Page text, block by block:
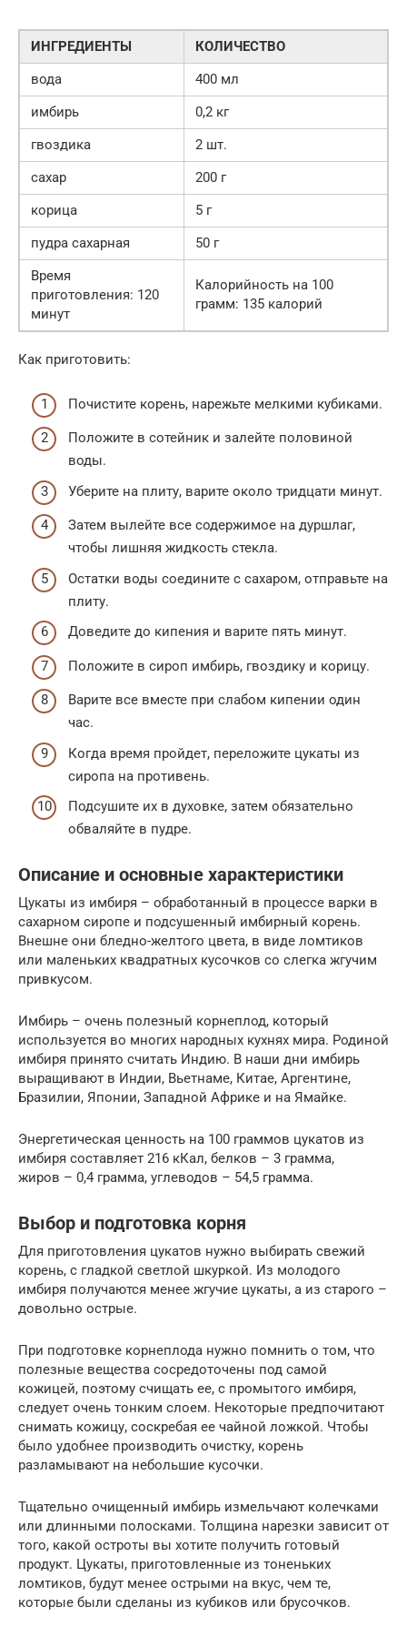
ИНГРЕДИЕНТЫ
КОЛИЧЕСТВО
вода
400 мл
имбирь
0,2 кг
гвоздика
2 шт.
сахар
200 г
корица
5 г
пудра сахарная
50 г
Время
приготовления: 120
минут
Калорийность на 100
грамм: 135 калорий
Как приготовить:
Почистите корень, нарежьте мелкими кубиками.
Положите в сотейник и залейте половиной
воды.
Уберите на плиту, варите около тридцати минут.
Затем вылейте все содержимое на дуршлаг,
чтобы лишняя жидкость стекла.
Остатки воды соедините с сахаром, отправьте на
плиту.
Доведите до кипения и варите пять минут.
Положите в сироп имбирь, гвоздику и корицу.
Варите все вместе при слабом кипении один
час.
Когда время пройдет, переложите цукаты из
сиропа на противень.
Подсушите их в духовке, затем обязательно
обваляйте в пудре.
Описание и основные характеристики
Цукаты из имбиря – обработанный в процессе варки в
сахарном сиропе и подсушенный имбирный корень.
Внешне они бледно-желтого цвета, в виде ломтиков
или маленьких квадратных кусочков со слегка жгучим
привкусом.
Имбирь – очень полезный корнеплод, который
используется во многих народных кухнях мира. Родиной
имбиря принято считать Индию. В наши дни имбирь
выращивают в Индии, Вьетнаме, Китае, Аргентине,
Бразилии, Японии, Западной Африке и на Ямайке.
Энергетическая ценность на 100 граммов цукатов из
имбиря составляет 216 кКал, белков – 3 грамма,
жиров – 0,4 грамма, углеводов – 54,5 грамма.
Выбор и подготовка корня
Для приготовления цукатов нужно выбирать свежий
корень, с гладкой светлой шкуркой. Из молодого
имбиря получаются менее жгучие цукаты, а из старого –
довольно острые.
При подготовке корнеплода нужно помнить о том, что
полезные вещества сосредоточены под самой
кожицей, поэтому счищать ее, с промытого имбиря,
следует очень тонким слоем. Некоторые предпочитают
снимать кожицу, соскребая ее чайной ложкой. Чтобы
было удобнее производить очистку, корень
разламывают на небольшие кусочки.
Тщательно очищенный имбирь измельчают колечками
или длинными полосками. Толщина нарезки зависит от
того, какой остроты вы хотите получить готовый
продукт. Цукаты, приготовленные из тоненьких
ломтиков, будут менее острыми на вкус, чем те,
которые были сделаны из кубиков или брусочков.